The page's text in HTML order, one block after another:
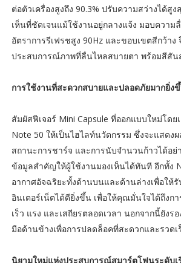
ต่อตัวเครื่องสูงถึง 90.3% ปรับความสว่างได้สูง
เห็นที่ชัดเจนแม้ใช้งานอยู่กลางแจ้ง มอบความ
อัตราการรีเฟรชสูง 90Hz และขอบเขตสีกว้าง
ประสบการณ์ภาพที่ลื่นไหลสบายตา พร้อมสีสัน
การใช้งานที่สะดวกสบายและปลอดภัยมากยิ่ง
สัมผัสฟีเจอร์ Mini Capsule ที่ออกแบบใหม่โด
Note 50 ให้เป็นไฮไลท์นวัตกรรม ซึ่งจะแสดง
สถานะการชาร์จ และการนับจำนวนก้าวได้อย่
ข้อมูลสำคัญให้ผู้ใช้งานมองเห็นได้ทันที อีกทั้ง
อากาศอัจฉริยะทั้งด้านบนและด้านล่างเพื่อใ
อินเตอร์เน็ตได้ดียิ่งขึ้น เพื่อให้คุณมั่นใจได้ถึง
เร็ว แรง และเสถียรตลอดเวลา นอกจากนี้ยังร
มือด้านข้างเพื่อการปลดล็อคที่สะดวกและรวด
นิยามใหม่แห่งประสบการณ์สมาร์ตโฟนระดับ